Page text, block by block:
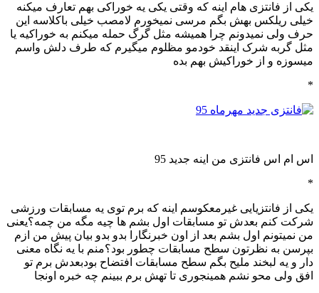
یکی از فانتزی هام اینه که وقتی یکی یه خوراکی بهم تعارف میکنه
خیلی ریلکس بهش بگم مرسی نمیخورم لامصب خیلی باکلاسه این
حرف ولی نمیدونم چرا همیشه مثل گرگ حمله میکنم به خوراکیه یا
مثل گربه شرک اینقد خودمو مظلوم میگیرم که طرف دلش واسم
میسوزه و از خوراکیش بهم بده
*
اس ام اس فانتزی من اینه جدید 95
*
یکی از فانتزیایی غیرمعکوسم اینه که برم توی یه مسابقات ورزشی
شرکت کنم بعدش تو مسابقات اول بشم ها چیه مگه من چمه؟یعنی
من نمیتونم اول بشم بعد از اون خبرنگارا بدو بدو بیان پیش من ازم
بپرسن به نظرتون سطح مسابقات چطور بود؟منم با یه نگاه معنی
دار و یه لبخند ملیح بگم سطح مسابقات افتضاح بودبعدش برم تو
افق ولی محو نشم همینجوری تا تهش برم ببینم چه خبره اونجا